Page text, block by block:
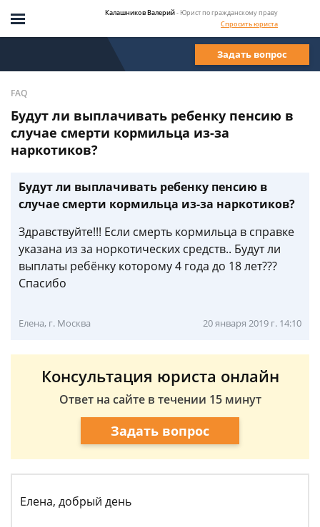
Калашников Валерий- Юрист по гражданскому праву
Спросить юриста
Задать вопрос
FAQ
Будут ли выплачивать ребенку пенсию в
случае смерти кормильца из-за
наркотиков?
Будут ли выплачивать ребенку пенсию в
случае смерти кормильца из-за наркотиков?
Здравствуйте!!! Если смерть кормильца в справке
указана из за норкотических средств.. Будут ли
выплаты ребёнку которому 4 года до 18 лет???
Спасибо
Елена, г. Москва 20 января 2019 г. 14:10
Консультация юриста онлайн
Ответ на сайте в течении 15 минут
Задать вопрос
Елена, добрый день